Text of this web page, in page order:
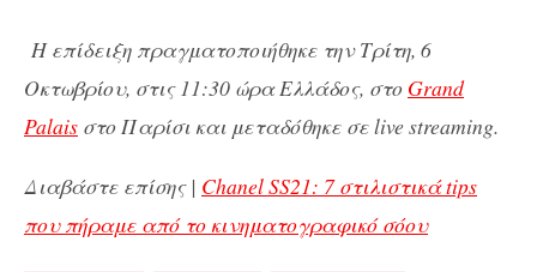
Η επίδειξη πραγματοποιήθηκε την Τρίτη, 6
Οκτωβρίου, στις 11:30 ώρα Ελλάδος, στο Grand
Palais στο Παρίσι και μεταδόθηκε σε live streaming.
Διαβάστε επίσης | Chanel SS21: 7 στιλιστικά tips
που πήραμε από το κινηματογραφικό σόου